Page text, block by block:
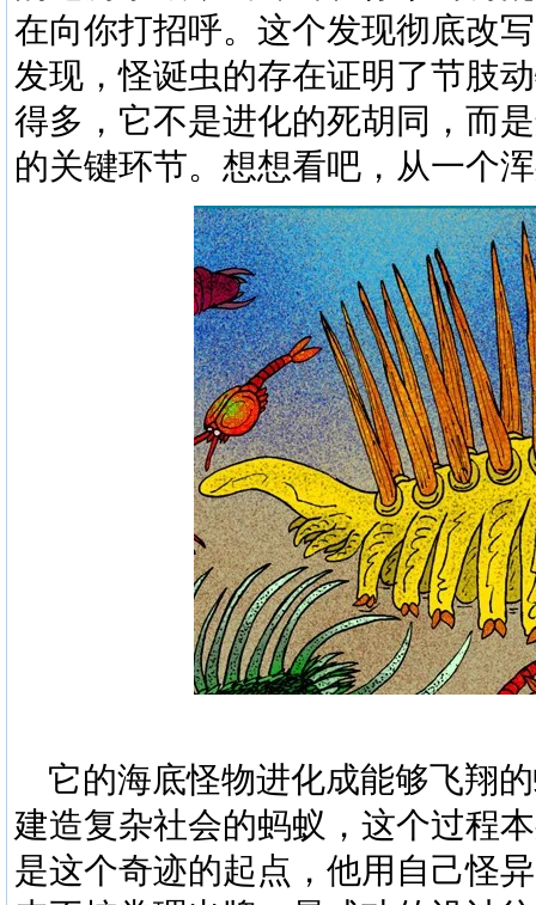
在向你打招呼。这个发现彻底改
发现，怪诞虫的存在证明了节肢
得多，它不是进化的死胡同，而
的关键环节。想想看吧，从一个
它的海底怪物进化成能够飞翔
建造复杂社会的蚂蚁，这个过程
是这个奇迹的起 点，他用自己怪